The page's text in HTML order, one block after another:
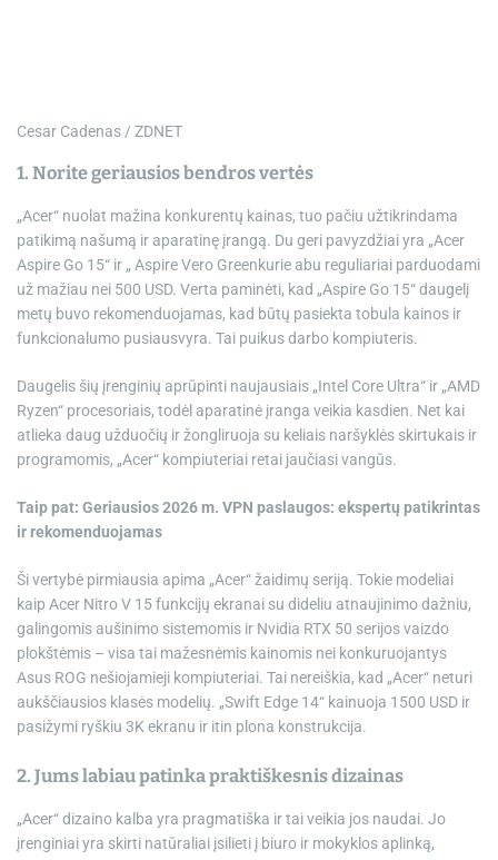
Cesar Cadenas / ZDNET
1. Norite geriausios bendros vertės
„Acer“ nuolat mažina konkurentų kainas, tuo pačiu užtikrindama
patikimą našumą ir aparatinę įrangą. Du geri pavyzdžiai yra „Acer
Aspire Go 15“ ir „ Aspire Vero Greenkurie abu reguliariai parduodami
už mažiau nei 500 USD. Verta paminėti, kad „Aspire Go 15“ daugelį
metų buvo rekomenduojamas, kad būtų pasiekta tobula kainos ir
funkcionalumo pusiausvyra. Tai puikus darbo kompiuteris.
Daugelis šių įrenginių aprūpinti naujausiais „Intel Core Ultra“ ir „AMD
Ryzen“ procesoriais, todėl aparatinė įranga veikia kasdien. Net kai
atlieka daug užduočių ir žongliruoja su keliais naršyklės skirtukais ir
programomis, „Acer“ kompiuteriai retai jaučiasi vangūs.
Taip pat: Geriausios 2026 m. VPN paslaugos: ekspertų patikrintas
ir rekomenduojamas
Ši vertybė pirmiausia apima „Acer“ žaidimų seriją. Tokie modeliai
kaip Acer Nitro V 15funkcijų ekranai su dideliu atnaujinimo dažniu,
galingomis aušinimo sistemomis ir Nvidia RTX 50 serijos vaizdo
plokštėmis – visa tai mažesnėmis kainomis nei konkuruojantys
Asus ROG nešiojamieji kompiuteriai. Tai nereiškia, kad „Acer“ neturi
aukščiausios klasės modelių. „Swift Edge 14“ kainuoja 1500 USD ir
pasižymi ryškiu 3K ekranu ir itin plona konstrukcija.
2. Jums labiau patinka praktiškesnis dizainas
„Acer“ dizaino kalba yra pragmatiška ir tai veikia jos naudai. Jo
įrenginiai yra skirti natūraliai įsilieti į biuro ir mokyklos aplinką,